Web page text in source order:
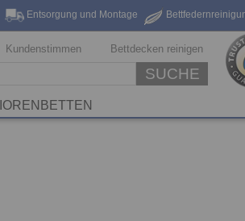
Entsorgung und Montage
Kundenstimmen Bettdecken reinigen
SUCHE